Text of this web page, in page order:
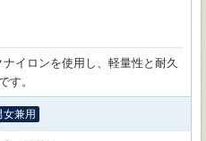
イロンを使用し、軽量性と耐久
す。
女兼用